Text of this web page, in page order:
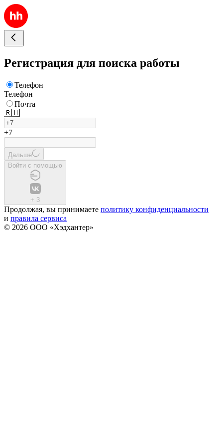
Регистрация для поиска работы
Телефон
Телефон
Почта
🇷🇺
+7
Дальше
Войти с помощью
+ 3
Продолжая, вы принимаете политику конфиденциальности
и правила сервиса
© 2026 ООО «Хэдхантер»